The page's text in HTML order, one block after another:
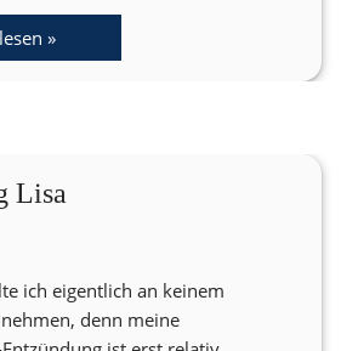
»
Lisa
ich eigentlich an keinem
denn meine